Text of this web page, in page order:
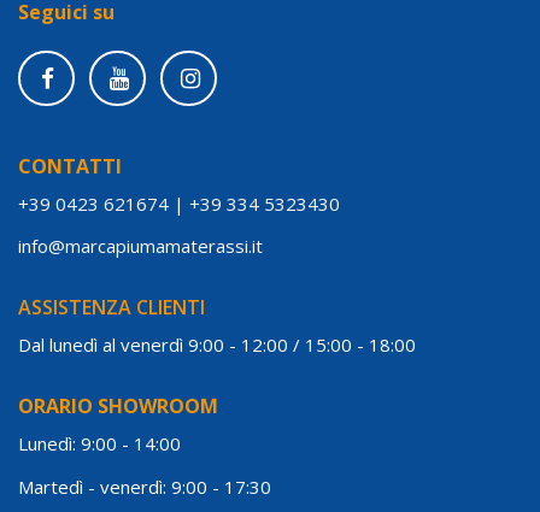
Seguici su
CONTATTI
+39 0423 621674 | +39 334 5323430
info@marcapiumamaterassi.it
ASSISTENZA CLIENTI
Dal lunedì al venerdì 9:00 - 12:00 / 15:00 - 18:00
ORARIO SHOWROOM
Lunedì: 9:00 - 14:00
Martedì - venerdì: 9:00 - 17:30